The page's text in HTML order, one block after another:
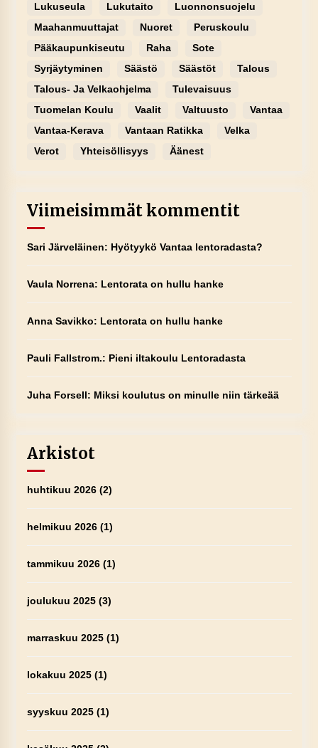
Lukuseula
Lukutaito
Luonnonsuojelu
Maahanmuuttajat
Nuoret
Peruskoulu
Pääkaupunkiseutu
Raha
Sote
Syrjäytyminen
Säästö Säästöt
Talous
Talous- Ja Velkaohjelma
Tulevaisuus
Tuomelan Koulu
Vaalit Valtuusto
Vantaa
Vantaa-Kerava
Vantaan Ratikka
Velka
Verot
Yhteisöllisyys Äänest
Viimeisimmät kommentit
Sari Järveläinen: Hyötyykö Vantaa lentoradasta?
Vaula Norrena: Lentorata on hullu hanke
Anna Savikko: Lentorata on hullu hanke
Pauli Fallstrom.: Pieni iltakoulu Lentoradasta
Juha Forsell: Miksi koulutus on minulle niin tärkeää
Arkistot
huhtikuu 2026(2)
helmikuu 2026(1)
tammikuu 2026(1)
joulukuu 2025(3)
marraskuu 2025(1)
lokakuu 2025(1)
syyskuu 2025(1)